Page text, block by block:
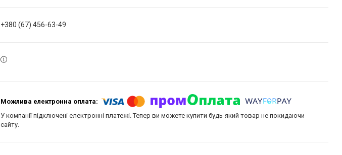
+380 (67) 456-63-49
У компанії підключені електронні платежі. Тепер ви можете купити будь-який товар не покидаючи
сайту.